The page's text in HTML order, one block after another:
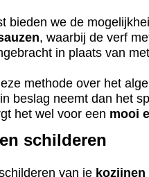
bieden we de
, waarbij de verf
in plaats van
methode over het
beslag neemt dan het
het wel voor een mooi
schilderen
van je kozijnen